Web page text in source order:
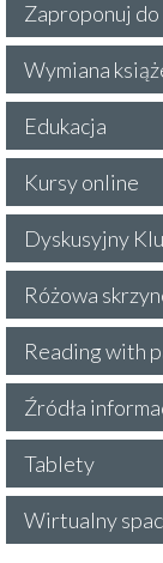
Zaproponuj
Wymiana
Edukacja
Kursy online
Dyskusyjny
Różowa
Reading with
Źródła
Tablety
Wirtualny